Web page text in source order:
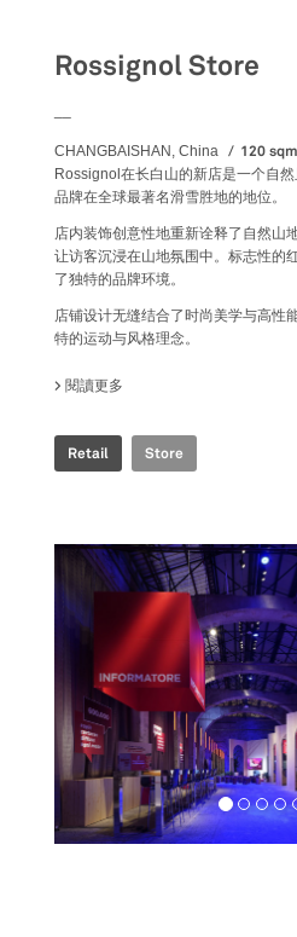
Rossignol Store
CHANGBAISHAN, China 120 sqm
Rossignol在长白山的新店是一个自
品牌在全球最著名滑雪胜地的地位。
店内装饰创意性地重新诠释了自然山
让访客沉浸在山地氛围中。标志性的
了独特的品牌环境。
店铺设计无缝结合了时尚美学与高性
特的运动与风格理念。
閱讀更多
Retail Store